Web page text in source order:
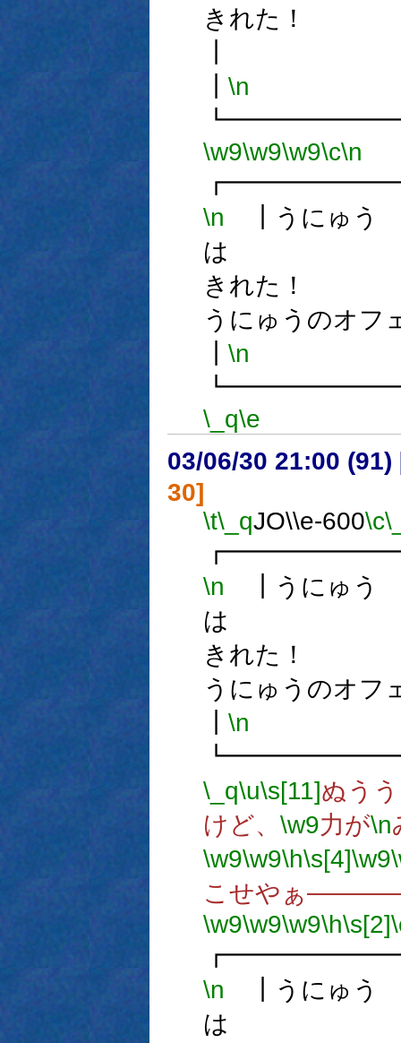
き
\n
\w9\w9\w9\c\n
\n ┃うにゅう
き
うにゅうのオ
\n
\_q\e
03/06/30 21:00 (91)
30]
\t\_qJO\\e-600\c
\n ┃うにゅう
き
うにゅうのオ
\n
\_q\u\s[11]ぬう
けど、 \w9力が\n
\w9\w9\h\s[4]\w9
こせやぁ
\w9\w9\w9\h\s[2]
\n ┃うにゅう